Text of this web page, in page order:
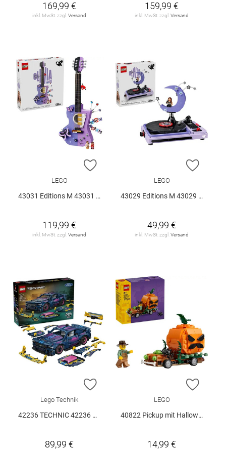
169,99 €
inkl. MwSt. zzgl.Versand
159,99 €
inkl. MwSt. zzgl.Versand
ZUR WUNSCHLISTE HINZUFÜGEN
LEGO
43031 Editions M 43031 V29
119,99 €
inkl. MwSt. zzgl. Versand
ZUR
LEGO
43029 Editions M 43029 V29
49,99 €
inkl. MwSt. zzgl. Versand
ZUR WUNSCHLISTE HINZUFÜGEN
Lego Technik
42236 TECHNIC 42236 V29
89,99 €
ZUR
LEGO
40822 Pickup mit Halloweenkürbis V29
14,99 €